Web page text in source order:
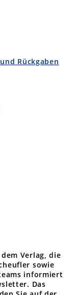
Rückgaben
Verlag, die
sowie
informiert
Das